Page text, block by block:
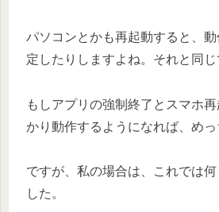
パソコンとかも再起動すると、
定したりしますよね。それと同じ
もしアプリの強制終了とスマホ
かり動作するようになれば、めっ
ですが、私の場合は、これでは
した。